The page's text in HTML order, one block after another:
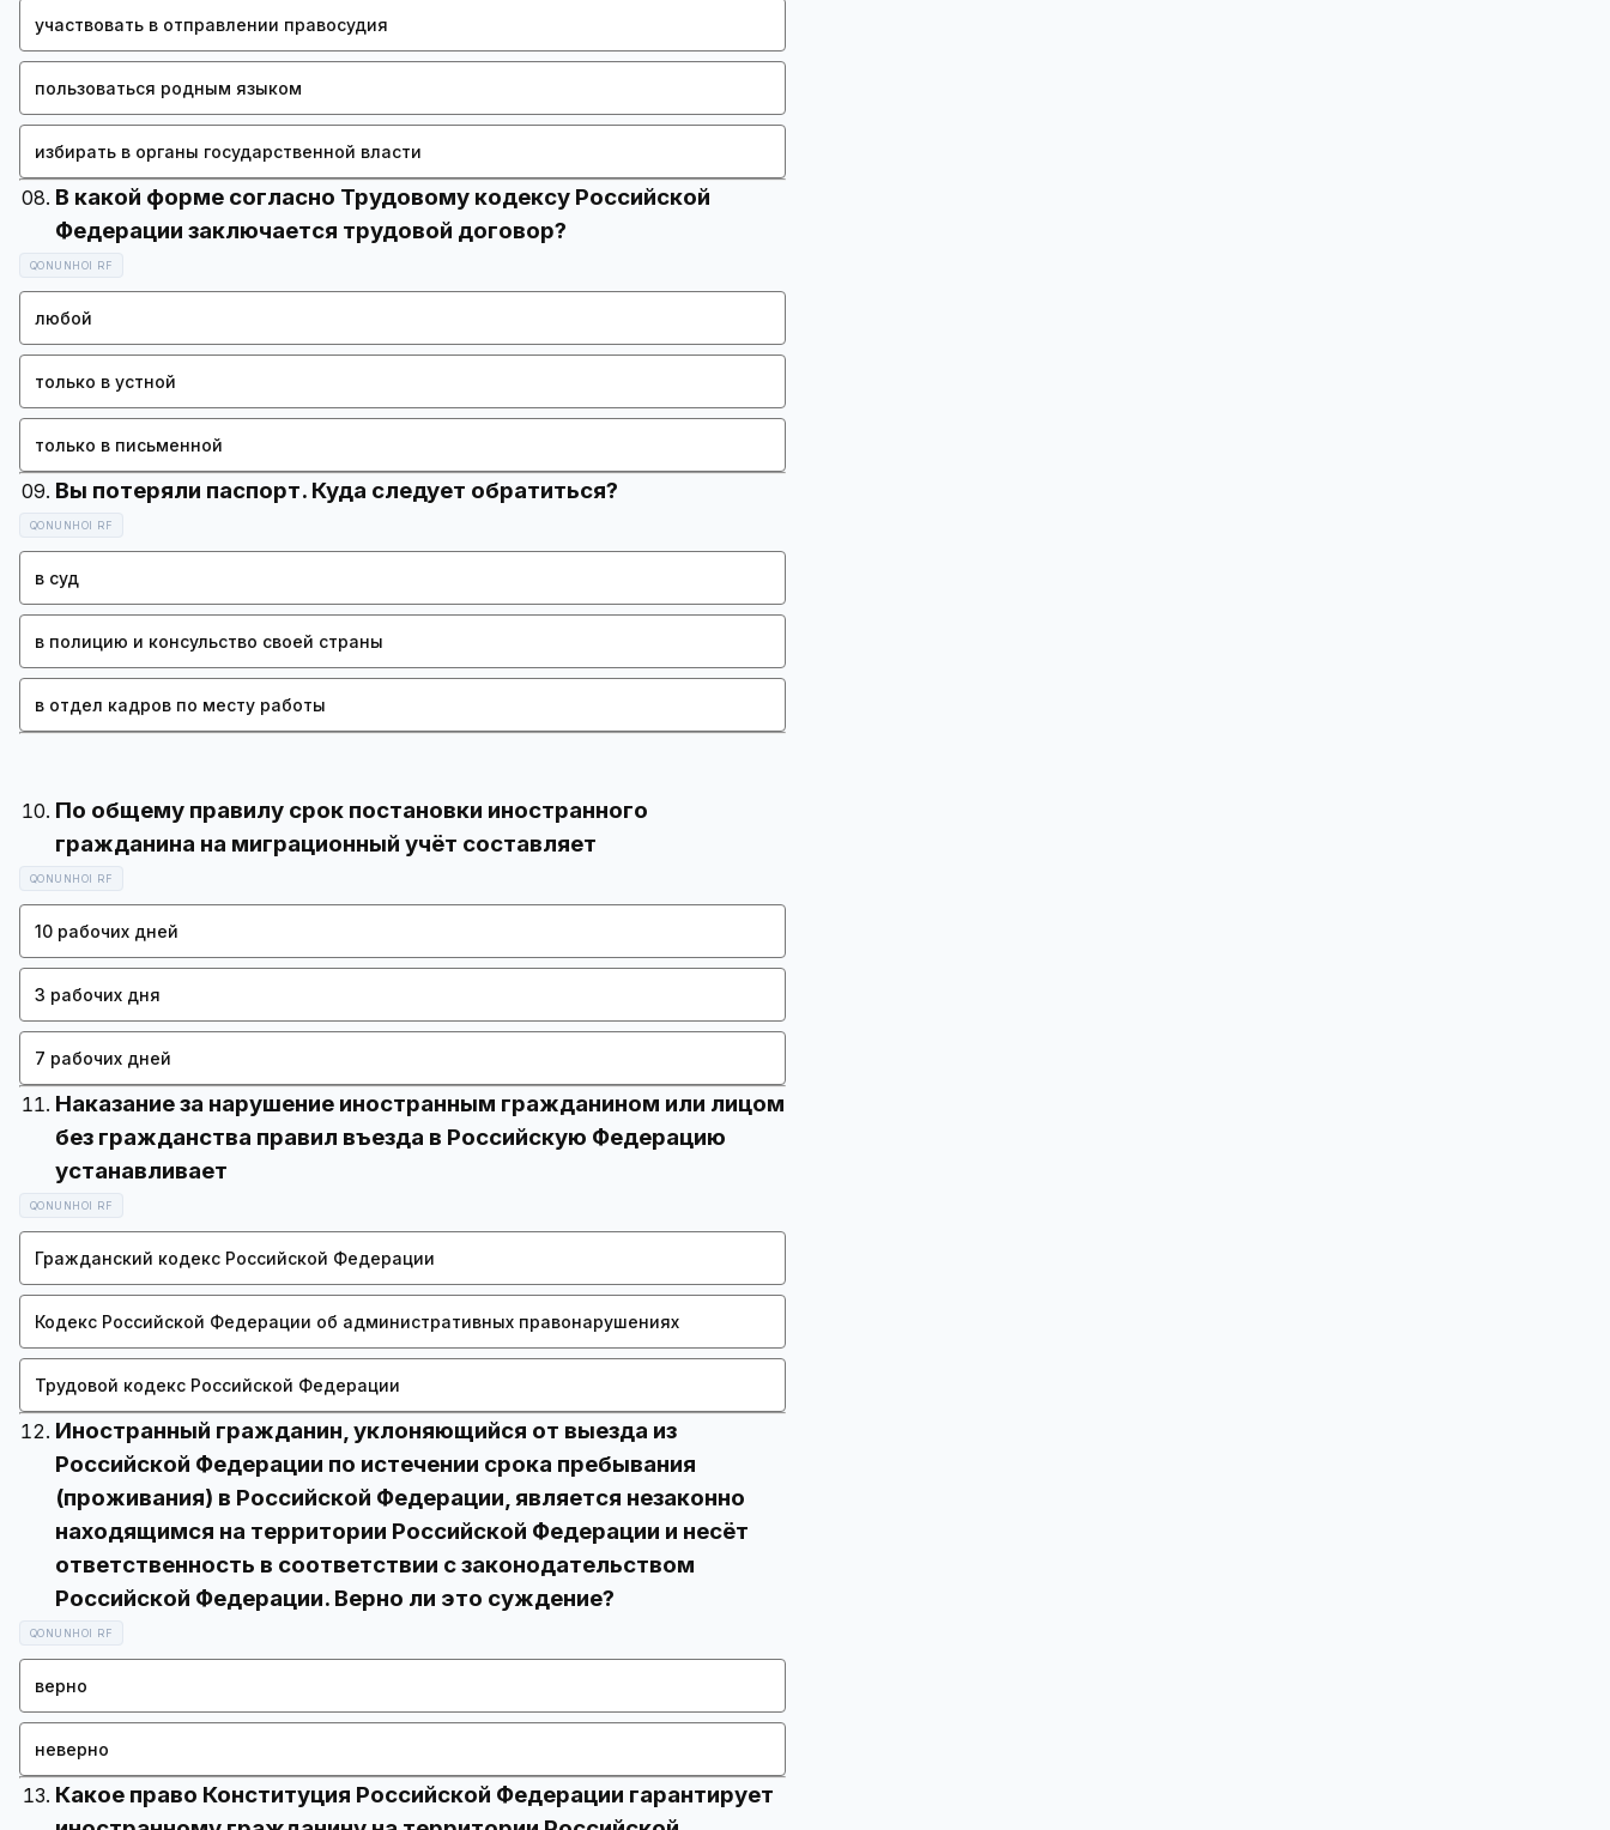
участвовать в отправлении правосудия
пользоваться родным языком
избирать в органы государственной власти
В какой форме согласно Трудовому кодексу Российской
QONUNHOI RF
любой
только в устной
только в письменной
QONUNHOI RF
в суд
в полицию и консульство своей страны
в отдел кадров по месту работы
По общему правилу срок постановки иностранного
QONUNHOI RF
10 рабочих дней
3 рабочих дня
7 рабочих дней
Наказание за нарушение иностранным гражданином или лицом
без гражданства правил въезда в Российскую Федерацию
QONUNHOI RF
Гражданский кодекс Российской Федерации
Кодекс Российской Федерации об административных правонарушениях
Трудовой кодекс Российской Федерации
Иностранный гражданин, уклоняющийся от выезда из
Российской Федерации по истечении срока пребывания
(проживания) в Российской Федерации, является незаконно
находящимся на территории Российской Федерации и несёт
ответственность в соответствии с законодательством
QONUNHOI RF
верно
неверно
Какое право Конституция Российской Федерации гарантирует